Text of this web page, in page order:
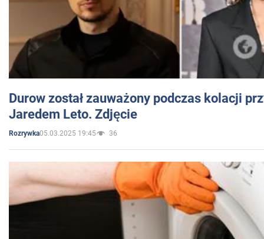
Durow został zauważony podczas kolacji
Jaredem Leto. Zdjęcie
Rozrywka05.03.2025 19:45 36